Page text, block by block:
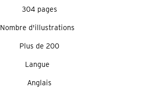
304 pages
Nombre d'illustrations
Plus de 200
Langue
Anglais